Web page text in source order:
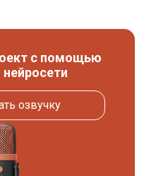
с помощью
озвучку